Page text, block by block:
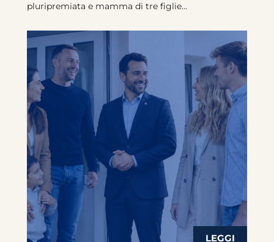
pluripremiata e mamma di tre figlie...